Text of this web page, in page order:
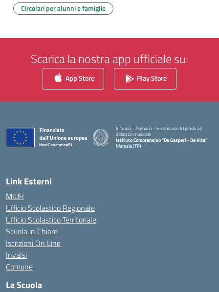
Circolari per alunni e famiglie
Scarica la nostra app ufficiale su:
App Store Play Store
Infanzia - Primaria - Secondaria di I grado ad
indirizzo musicale
Istituto Comprensivo "De Gasperi - De Vita"
Marsala (TP)
Link Esterni
MIUR
Ufficio Scolastico Regionale
Ufficio Scolastico Territoriale
Scuola in Chiaro
Iscrizioni On Line
Invalsi
Comune
La Scuola